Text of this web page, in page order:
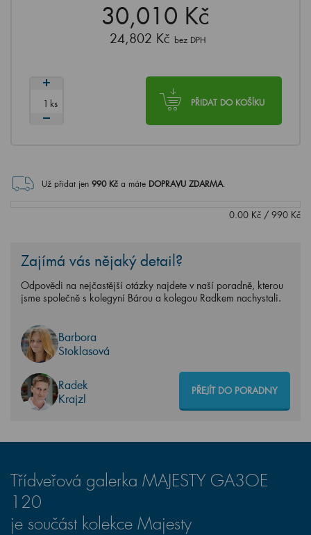
30,010 Kč
24,802 Kč bez DPH
PŘIDAT DO KOŠÍKU
ks
Už přidat jen 990Kč a máte DOPRAVU ZDARMA.
0.00 Kč / 990 Kč
Zajímá vás nějaký detail?
Odpovědi na nejčastější otázky najdete v naší poradně, kterou
jsme společně s kolegyní Bárou a kolegou Radkem nachystali.
Barbora
Stoklasová
Radek
Krajzl
PŘEJÍT DO PORADNY
Třídveřová galerka MAJESTY GA3OE
120
je součást kolekce Majesty